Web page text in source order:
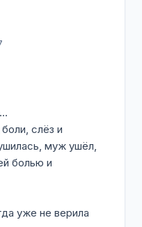
слёз и
муж ушёл,
болью и
уже не верила